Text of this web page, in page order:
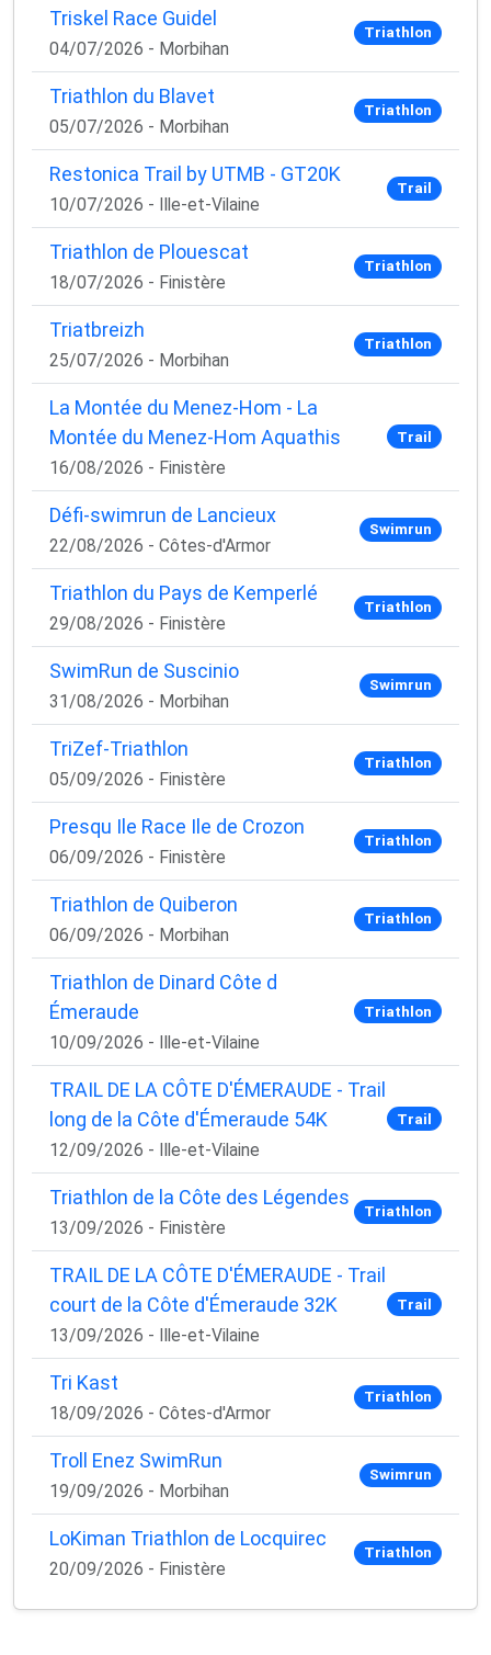
Triskel Race Guidel
04/07/2026 - Morbihan
Triathlon
Triathlon du Blavet
05/07/2026 - Morbihan
Triathlon
Restonica Trail by UTMB - GT20K
10/07/2026 - Ille-et-Vilaine
Trail
Triathlon de Plouescat
18/07/2026 - Finistère
Triathlon
Triatbreizh
25/07/2026 - Morbihan
Triathlon
La Montée du Menez-Hom - La
Montée du Menez-Hom Aquathis
16/08/2026 - Finistère
Trail
Défi-swimrun de Lancieux
22/08/2026 - Côtes-d'Armor
Swimrun
Triathlon du Pays de Kemperlé
29/08/2026 - Finistère
Triathlon
SwimRun de Suscinio
31/08/2026 - Morbihan
Swimrun
TriZef-Triathlon
05/09/2026 - Finistère
Triathlon
Presqu Ile Race Ile de Crozon
06/09/2026 - Finistère
Triathlon
Triathlon de Quiberon
06/09/2026 - Morbihan
Triathlon
Triathlon de Dinard Côte d
Émeraude
10/09/2026 - Ille-et-Vilaine
Triathlon
TRAIL DE LA CÔTE D'ÉMERAUDE - Trail
long de la Côte d'Émeraude 54K
12/09/2026 - Ille-et-Vilaine
Trail
Triathlon de la Côte des Légendes
13/09/2026 - Finistère
Triathlon
TRAIL DE LA CÔTE D'ÉMERAUDE - Trail
court de la Côte d'Émeraude 32K
13/09/2026 - Ille-et-Vilaine
Trail
Tri Kast
18/09/2026 - Côtes-d'Armor
Triathlon
Troll Enez SwimRun
19/09/2026 - Morbihan
Swimrun
LoKiman Triathlon de Locquirec
20/09/2026 - Finistère
Triathlon